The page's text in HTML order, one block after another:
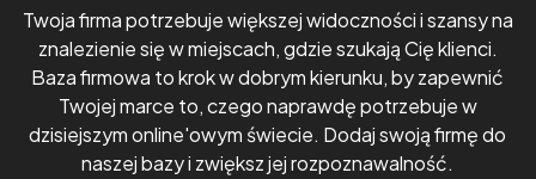
Twoja firma potrzebuje większej widoczności i szansy na
znalezienie się w miejscach, gdzie szukają Cię klienci.
Baza firmowa to krok w dobrym kierunku, by zapewnić
Twojej marce to, czego naprawdę potrzebuje w
dzisiejszym online'owym świecie. Dodaj swoją firmę do
naszej bazy i zwiększ jej rozpoznawalność.